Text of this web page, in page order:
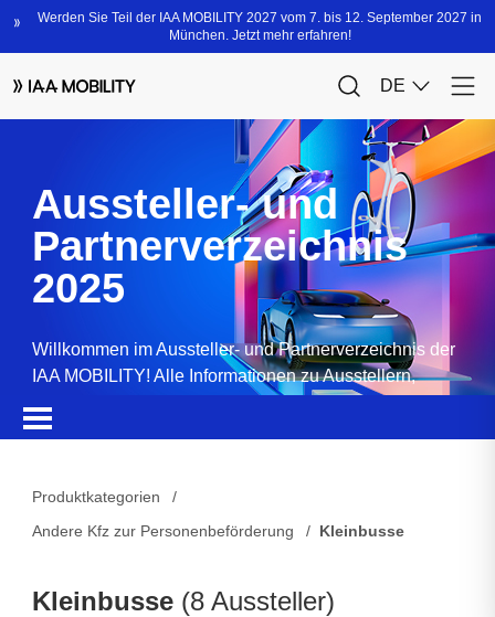
Aussteller- und
Partnerverzeichnis
2025
Willkommen im Aussteller- und Partnerverzeichnis der
IAA MOBILITY! Alle Informationen zu Ausstellern,
Produktkategorien
Andere Kfz zur Personenbeförderung
Kleinbusse
Kleinbusse (8 Aussteller)